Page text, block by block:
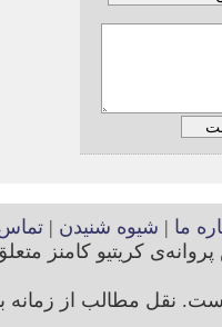
ما | شیوه شنیدن |تماس
کریتیو کامنز متعلق
نقل مطالب از زمانه